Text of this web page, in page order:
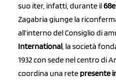
suo iter, infatti, durante il
Zagabria giunge la
all’interno del Consiglio di
International , la società
1932 con sede nel centro di
coordina una rete presente